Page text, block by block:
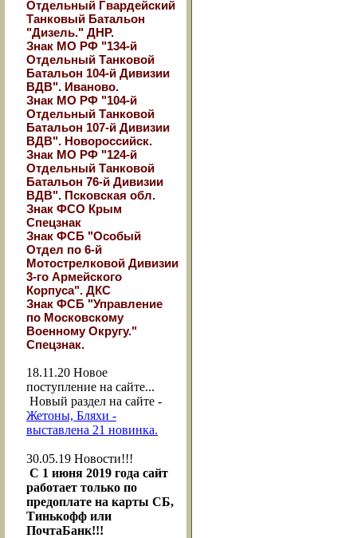
Отдельный Гвардейский
Танковый Батальон
"Дизель." ДНР.
Знак МО РФ "134-й
Отдельный Танковой
Батальон 104-й Дивизии
ВДВ". Иваново.
Знак МО РФ "104-й
Отдельный Танковой
Батальон 107-й Дивизии
ВДВ". Новороссийск.
Знак МО РФ "124-й
Отдельный Танковой
Батальон 76-й Дивизии
ВДВ". Псковская обл.
Знак ФСО Крым
Спецзнак
Знак ФСБ "Особый
Отдел по 6-й
Мотострелковой Дивизии
3-го Армейского
Корпуса". ДКС
Знак ФСБ "Управление
по Московскому
Военному Округу."
Спецзнак.
18.11.20 Новое
поступление на сайте...
Новый раздел на сайте -
Жетоны, Бляхи -
выставлена 21 новинка.
30.05.19 Новости!!!
С 1 июня 2019 года сайт
работает только по
предоплате на карты СБ,
Тинькофф или
ПочтаБанк!!!